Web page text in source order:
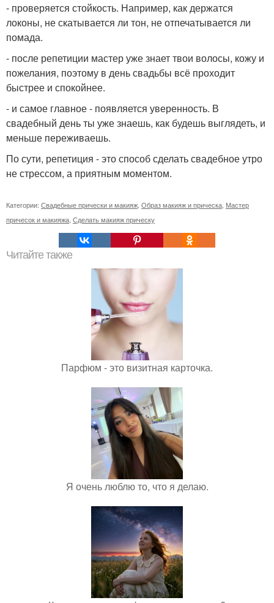
- проверяется стойкость. Например, как держатся
локоны, не скатывается ли тон, не отпечатывается ли
помада.
- после репетиции мастер уже знает твои волосы, кожу и
пожелания, поэтому в день свадьбы всё проходит
быстрее и спокойнее.
- и самое главное - появляется уверенность. В
свадебный день ты уже знаешь, как будешь выглядеть, и
меньше переживаешь.
По сути, репетиция - это способ сделать свадебное утро
не стрессом, а приятным моментом.
Категории: Свадебные прически и макияж, Образ макияж и прическа, Мастер
причесок и макияжа, Сделать макияж прическу
Читайте также
Парфюм - это визитная карточка.
Я очень люблю то, что я делаю.